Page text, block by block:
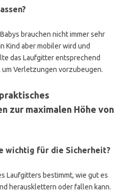
brauchen nicht immer sehr
Kind aber mobiler wird und
das Laufgitter entsprechend
um Verletzungen vorzubeugen.
zur maximalen Höhe von
wichtig für die Sicherheit?
Laufgitters bestimmt, wie gut es
herausklettern oder fallen kann.